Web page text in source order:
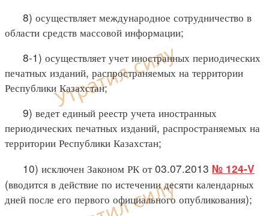
8) осуществляет международное сотрудничество в
области средств массовой информации;
8-1) осуществляет учет иностранных периодических
печатных изданий, распространяемых на территории
Республики Казахстан;
9) ведет единый реестр учета иностранных
периодических печатных изданий, распространяемых на
территории Республики Казахстан;
10) исключен Законом РК от 03.07.2013 № 124-V
(вводится в действие по истечении десяти календарных
дней после его первого официального опубликования);